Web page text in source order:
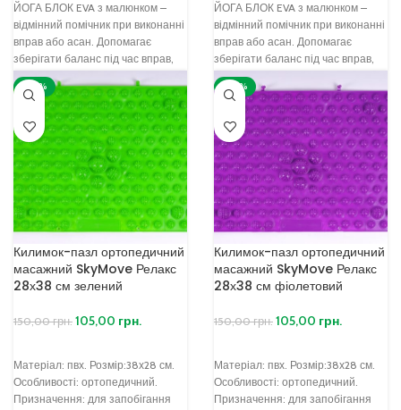
ЙОГА БЛОК EVA з малюнком –
відмінний помічник при виконанні
вправ або асан. Допомагає
зберігати баланс під час вправ,
зменшує
ЙОГА БЛОК EVA з малюнком –
відмінний помічник при виконанні
вправ або асан. Допомагає
зберігати баланс під час вправ,
зменшує
-30%
Килимок-пазл ортопедичний
масажний SkyMove Релакс
28х38 см зелений
150,00грн. 105,00 грн.
Матеріал: пвх. Розмір:38х28 см.
Особливості: ортопедичний.
Призначення: для запобігання
-30%
Килимок-пазл ортопедичний
масажний SkyMove Релакс
28х38 см фіолетовий
150,00грн. 105,00 грн.
Матеріал: пвх. Розмір:38х28 см.
Особливості: ортопедичний.
Призначення: для запобігання